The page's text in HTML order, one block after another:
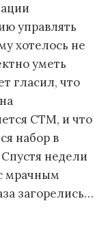
управлять
хотелось не
уметь
гласил, что
СТМ, и что
набор в
недели
мрачным
загорелись…